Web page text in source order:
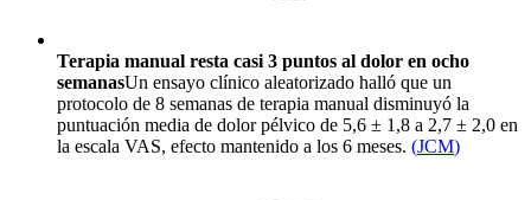
Terapia manual resta casi 3 puntos al dolor en ocho
semanasUn ensayo clínico aleatorizado halló que un
protocolo de 8 semanas de terapia manual disminuyó la
puntuación media de dolor pélvico de 5,6 ± 1,8 a 2,7 ± 2,0 en
la escala VAS, efecto mantenido a los 6 meses. (JCM)